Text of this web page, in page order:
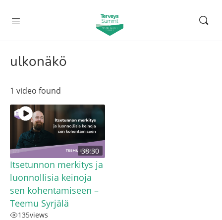
ulkonäkö
1 video found
38:30
Itsetunnon merkitys ja
luonnollisia keinoja
sen kohentamiseen –
Teemu Syrjälä
135views